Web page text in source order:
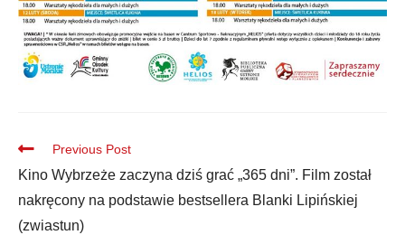
Previous Post
Kino Wybrzeże zaczyna dziś grać „365 dni”. Film został
nakręcony na podstawie bestsellera Blanki Lipińskiej
(zwiastun)